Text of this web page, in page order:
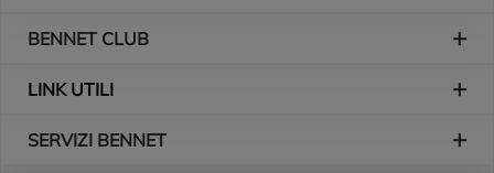
BENNET CLUB
LINK UTILI
SERVIZI BENNET